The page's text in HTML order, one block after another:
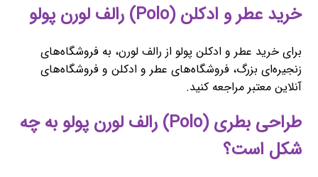
خرید عطر و ادکلن (Polo) رالف لورن پولو
برای خرید عطر و ادکلن پولو از رالف لورن، به فروشگاه‌های
زنجیره‌ای بزرگ، فروشگاه‌های عطر و ادکلن و فروشگاه‌های
آنلاین معتبر مراجعه کنید.
طراحی بطری (Polo) رالف لورن پولو به چه
شکل است؟